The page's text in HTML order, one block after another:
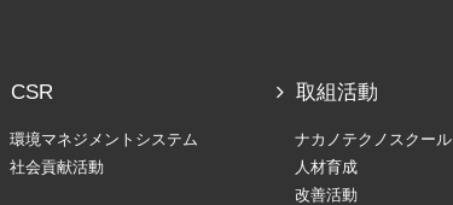
CSR
環境マネジメントシステム
社会貢献活動
取組活動
ナカノテクノスクール
人材育成
改善活動